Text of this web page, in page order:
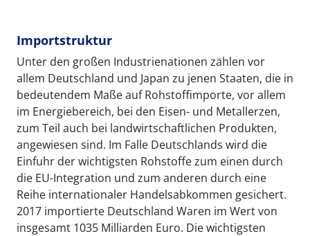
Importstruktur
Unter den großen Industrienationen zählen vor
allem Deutschland und Japan zu jenen Staaten, die in
bedeutendem Maße auf Rohstoffimporte, vor allem
im Energiebereich, bei den Eisen- und Metallerzen,
zum Teil auch bei landwirtschaftlichen Produkten,
angewiesen sind. Im Falle Deutschlands wird die
Einfuhr der wichtigsten Rohstoffe zum einen durch
die EU-Integration und zum anderen durch eine
Reihe internationaler Handelsabkommen gesichert.
2017 importierte Deutschland Waren im Wert von
insgesamt 1035 Milliarden Euro. Die wichtigsten